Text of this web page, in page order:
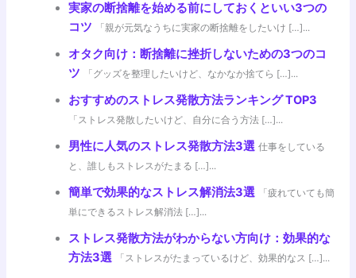
実家の断捨離を始める前にしておくといい3つの
コツ
「親が元気なうちに実家の断捨離をしたいけ […]...
オタク向け：断捨離に挫折しないための3つのコ
ツ
「グッズを整理したいけど、なかなか捨てら […]...
おすすめのストレス発散方法ランキング TOP3
「ストレス発散したいけど、自分に合う方法 […]...
男性に人気のストレス発散方法3選 仕事をしている
と、誰しもストレスがたまる […]...
簡単で効果的なストレス解消法3選
「疲れていても簡
単にできるストレス解消法 […]...
ストレス発散方法がわからない方向け：効果的な
方法3選
「ストレスがたまっているけど、効果的なス […]...